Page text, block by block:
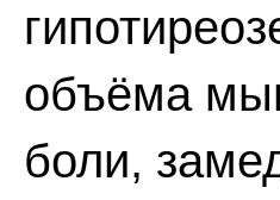
объёма
боли,